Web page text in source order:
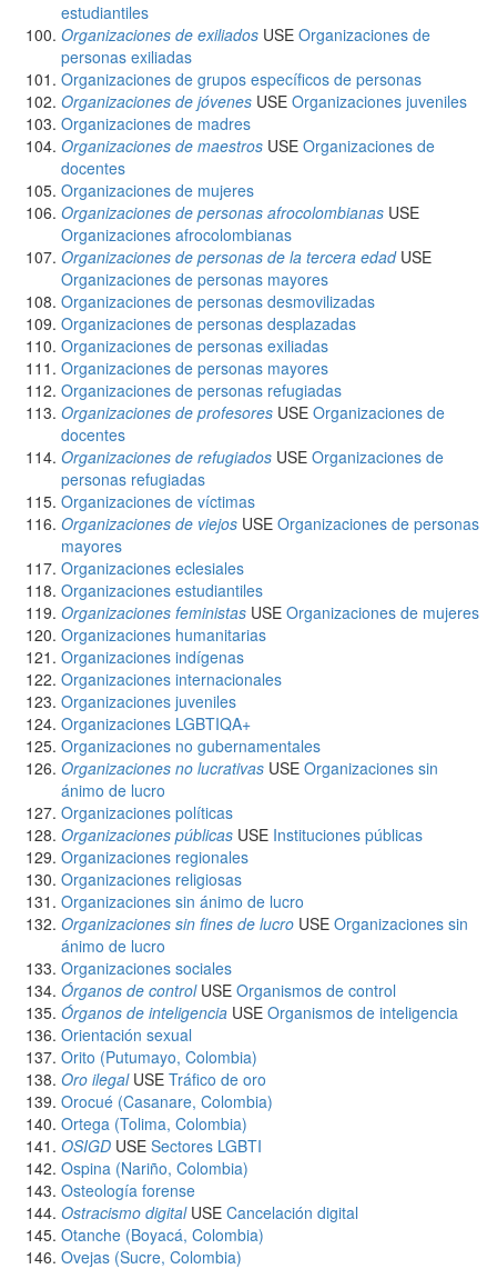
estudiantiles
Organizaciones de exiliados USE Organizaciones de
personas exiliadas
Organizaciones de grupos específicos de personas
Organizaciones de jóvenes USE Organizaciones juveniles
Organizaciones de madres
Organizaciones de maestros USE Organizaciones de
docentes
Organizaciones de mujeres
Organizaciones de personas afrocolombianas USE
Organizaciones afrocolombianas
Organizaciones de personas de la tercera edadUSE
Organizaciones de personas mayores
Organizaciones de personas desmovilizadas
Organizaciones de personas desplazadas
Organizaciones de personas exiliadas
Organizaciones de personas mayores
Organizaciones de personas refugiadas
Organizaciones de profesores USE Organizaciones de
docentes
Organizaciones de refugiados USE Organizaciones de
personas refugiadas
Organizaciones de víctimas
Organizaciones de viejos USE Organizaciones de personas
mayores
Organizaciones eclesiales
Organizaciones estudiantiles
Organizaciones feministas USE Organizaciones de mujeres
Organizaciones humanitarias
Organizaciones indígenas
Organizaciones internacionales
Organizaciones juveniles
Organizaciones LGBTIQA+
Organizaciones no gubernamentales
Organizaciones no lucrativas USE Organizaciones sin
ánimo de lucro
Organizaciones políticas
Organizaciones públicas USE Instituciones públicas
Organizaciones regionales
Organizaciones religiosas
Organizaciones sin ánimo de lucro
Organizaciones sin fines de lucro USE Organizaciones sin
ánimo de lucro
Organizaciones sociales
Órganos de controlUSE Organismos de control
Órganos de inteligencia USE Organismos de inteligencia
Orientación sexual
Orito (Putumayo, Colombia)
Oro ilegalUSE Tráfico de oro
Orocué (Casanare, Colombia)
Ortega (Tolima, Colombia)
OSIGD USE Sectores LGBTI
Ospina (Nariño, Colombia)
Osteología forense
Ostracismo digitalUSE Cancelación digital
Otanche (Boyacá, Colombia)
Ovejas (Sucre, Colombia)